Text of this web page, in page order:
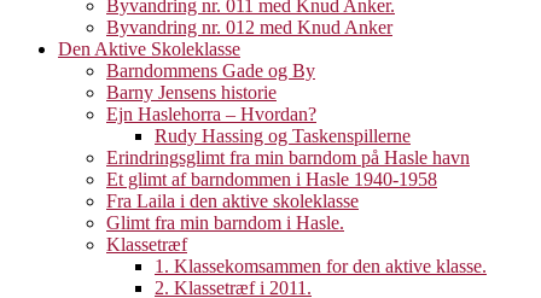
Byvandring nr. 011 med Knud Anker.
Byvandring nr. 012 med Knud Anker
Den Aktive Skoleklasse
Barndommens Gade og By
Barny Jensens historie
Ejn Haslehorra – Hvordan?
Rudy Hassing og Taskenspillerne
Erindringsglimt fra min barndom på Hasle havn
Et glimt af barndommen i Hasle 1940-1958
Fra Laila i den aktive skoleklasse
Glimt fra min barndom i Hasle.
Klassetræf
1. Klassekomsammen for den aktive klasse.
2. Klassetræf i 2011.